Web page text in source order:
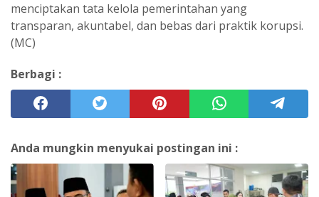
menciptakan tata kelola pemerintahan yang
transparan, akuntabel, dan bebas dari praktik korupsi.
(MC)
Berbagi :
Anda mungkin menyukai postingan ini :